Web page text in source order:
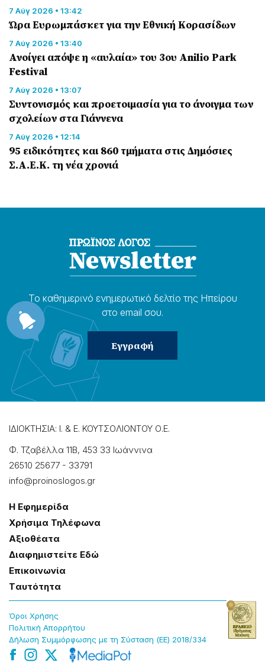
7 Αύγ 2026 • 13:42
Ώρα Ευρωμπάσκετ για την Εθνική Κορασίδων
7 Αύγ 2026 • 13:40
Ανοίγει απόψε η «αυλαία» του 3ου Anilio Park
Festival
7 Αύγ 2026 • 13:07
Συντονισμός και προετοιμασία για το άνοιγμα των
σχολείων στα Γιάννενα
7 Αύγ 2026 • 12:14
95 ειδικότητες και 860 τμήματα στις Δημόσιες
Σ.Α.Ε.Κ. τη νέα χρονιά
Το καθημερɩνό ενημερωτɩκό δελτίο της Ηπείρου
στο email σου.
ΙΔΙΟΚΤΗΣΙΑ: Ι. & Ε. ΚΟΥΤΣΟΛΙΟΝΤΟΥ Ο.Ε.
Φ. Τζαβέλλα 11Β, 453 33 Ιωάννɩνα
26510 25677 - 33791
info@proinoslogos.gr
Η Εφημερίδα
Χρήσɩμα Τηλέφωνα
Αξɩοθέατα
Δɩαφημɩστείτε Εδώ
Επɩκοɩνωνία
Tαυτότητα
Όροɩ Χρήσης
Πολɩτɩκή Απορρήτου
Δήλωση Συμμόρφωσης με τη Σύσταση (ΕΕ) 2018/334